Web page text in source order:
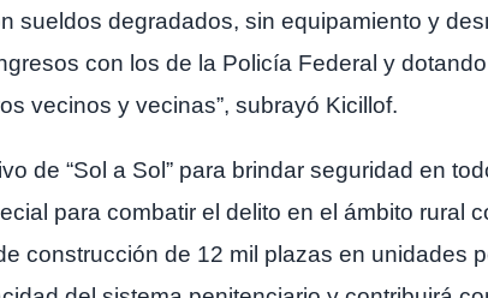
sueldos degradados, sin equipamiento y
con los de la Policía Federal y
vecinos y vecinas”, subrayó Kicillof.
de “Sol a Sol” para brindar seguridad en
para combatir el delito en el ámbito rural
construcción de 12 mil plazas en unidades